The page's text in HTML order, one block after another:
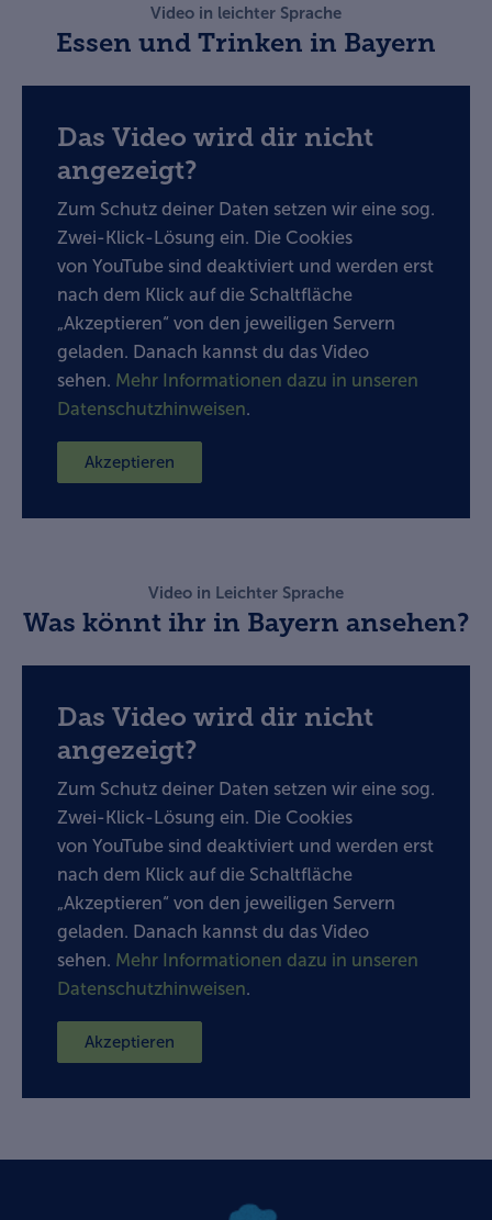
Video in leichter Sprache
Essen und Trinken in Bayern
Das Video wird dir nicht
angezeigt?
Zum Schutz deiner Daten setzen wir eine sog.
Zwei-Klick-Lösung ein. Die Cookies
von YouTube sind deaktiviert und werden erst
nach dem Klick auf die Schaltfläche
„Akzeptieren“ von den jeweiligen Servern
geladen. Danach kannst du das Video
sehen. Mehr Informationen dazu in unseren
Datenschutzhinweisen.
Akzeptieren
Video in Leichter Sprache
Was könnt ihr in Bayern ansehen?
Das Video wird dir nicht
angezeigt?
Zum Schutz deiner Daten setzen wir eine sog.
Zwei-Klick-Lösung ein. Die Cookies
von YouTube sind deaktiviert und werden erst
nach dem Klick auf die Schaltfläche
„Akzeptieren“ von den jeweiligen Servern
geladen. Danach kannst du das Video
sehen. Mehr Informationen dazu in unseren
Datenschutzhinweisen.
Akzeptieren